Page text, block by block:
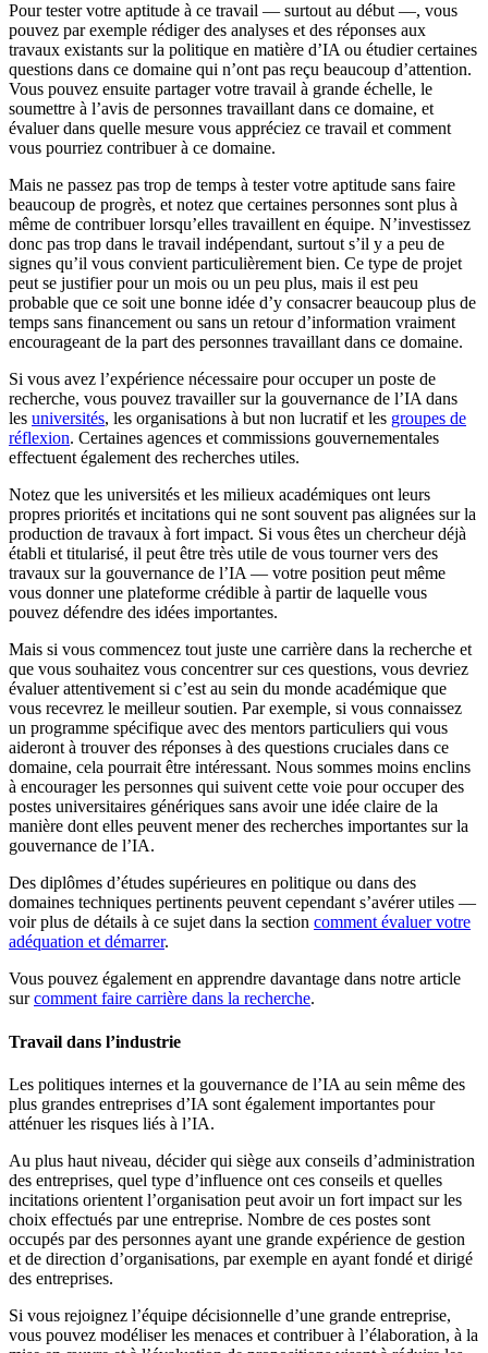
Pour tester votre aptitude à ce travail — surtout au début —, vous
pouvez par exemple rédiger des analyses et des réponses aux
travaux existants sur la politique en matière d’IA ou étudier certaines
questions dans ce domaine qui n’ont pas reçu beaucoup d’attention.
Vous pouvez ensuite partager votre travail à grande échelle, le
soumettre à l’avis de personnes travaillant dans ce domaine, et
évaluer dans quelle mesure vous appréciez ce travail et comment
vous pourriez contribuer à ce domaine.
Mais ne passez pas trop de temps à tester votre aptitude sans faire
beaucoup de progrès, et notez que certaines personnes sont plus à
même de contribuer lorsqu’elles travaillent en équipe. N’investissez
donc pas trop dans le travail indépendant, surtout s’il y a peu de
signes qu’il vous convient particulièrement bien. Ce type de projet
peut se justifier pour un mois ou un peu plus, mais il est peu
probable que ce soit une bonne idée d’y consacrer beaucoup plus de
temps sans financement ou sans un retour d’information vraiment
encourageant de la part des personnes travaillant dans ce domaine.
Si vous avez l’expérience nécessaire pour occuper un poste de
recherche, vous pouvez travailler sur la gouvernance de l’IA dans
les universités, les organisations à but non lucratif et les groupes de
réflexion. Certaines agences et commissions gouvernementales
effectuent également des recherches utiles.
Notez que les universités et les milieux académiques ont leurs
propres priorités et incitations qui ne sont souvent pas alignées sur la
production de travaux à fort impact. Si vous êtes un chercheur déjà
établi et titularisé, il peut être très utile de vous tourner vers des
travaux sur la gouvernance de l’IA — votre position peut même
vous donner une plateforme crédible à partir de laquelle vous
pouvez défendre des idées importantes.
Mais si vous commencez tout juste une carrière dans la recherche et
que vous souhaitez vous concentrer sur ces questions, vous devriez
évaluer attentivement si c’est au sein du monde académique que
vous recevrez le meilleur soutien. Par exemple, si vous connaissez
un programme spécifique avec des mentors particuliers qui vous
aideront à trouver des réponses à des questions cruciales dans ce
domaine, cela pourrait être intéressant. Nous sommes moins enclins
à encourager les personnes qui suivent cette voie pour occuper des
postes universitaires génériques sans avoir une idée claire de la
manière dont elles peuvent mener des recherches importantes sur la
gouvernance de l’IA.
Des diplômes d’études supérieures en politique ou dans des
domaines techniques pertinents peuvent cependant s’avérer utiles —
voir plus de détails à ce sujet dans la section comment évaluer votre
adéquation et démarrer.
Vous pouvez également en apprendre davantage dans notre article
surcomment faire carrière dans la recherche.
Travail dans l’industrie
Les politiques internes et la gouvernance de l’IA au sein même des
plus grandes entreprises d’IA sont également importantes pour
atténuer les risques liés à l’IA.
Au plus haut niveau, décider qui siège aux conseils d’administration
des entreprises, quel type d’influence ont ces conseils et quelles
incitations orientent l’organisation peut avoir un fort impact sur les
choix effectués par une entreprise. Nombre de ces postes sont
occupés par des personnes ayant une grande expérience de gestion
et de direction d’organisations, par exemple en ayant fondé et dirigé
des entreprises.
Si vous rejoignez l’équipe décisionnelle d’une grande entreprise,
vous pouvez modéliser les menaces et contribuer à l’élaboration, à la